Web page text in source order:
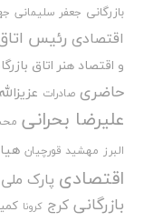
بازرگانی جعفر سلیمانی
اقتصادی رئیس اتاق
و اقتصاد هنر اتاق
حاضری صادرات
علیرضا بحرانی
البرز مهشید قورچیان
اقتصادی پارک
بازرگانی کرج کرونا